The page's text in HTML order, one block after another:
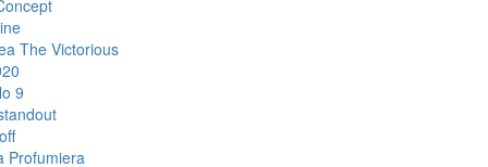
The Victorious
9
Profumiera